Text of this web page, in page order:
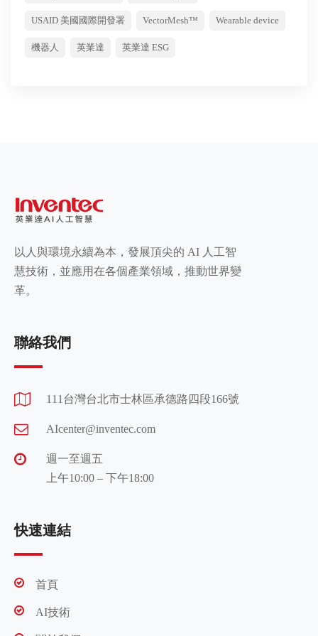
USAID 美國國際開發署 VectorMesh™ Wearable device
機器人 英業達 英業達 ESG
以人與環境永續為本，發展頂尖的 AI 人工智
慧技術，並應用在各個產業領域，推動世界變
革。
聯絡我們
111台灣台北市士林區承德路四段166號
AIcenter@inventec.com
週一至週五
上午10:00 – 下午18:00
快速連結
首頁
AI技術